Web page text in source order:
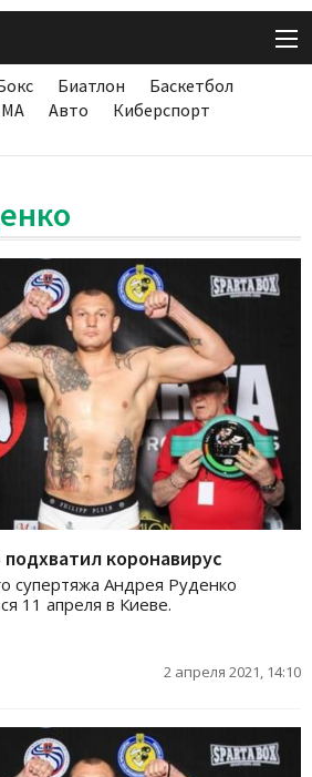
Биатлон
Баскетбол
Авто
Киберспорт
коронавирус
супертяжа Андрея Руденко
11 апреля в Киеве.
2 апреля 2021, 14:10